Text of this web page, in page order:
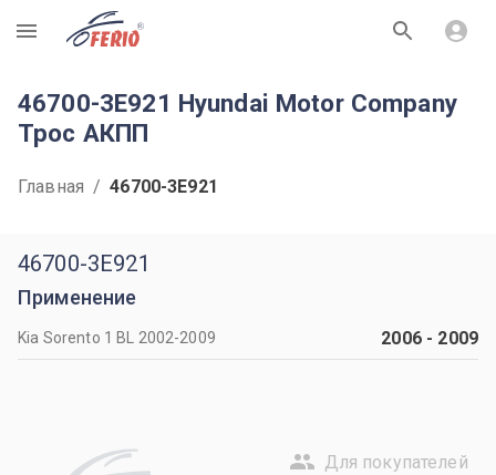
R
46700-3E921 Hyundai Motor Company
Трос АКПП
Главная / 46700-3E921
46700-3E921
Применение
Kia Sorento 1 BL 2002-2009 2006- 2009
Для покупателей